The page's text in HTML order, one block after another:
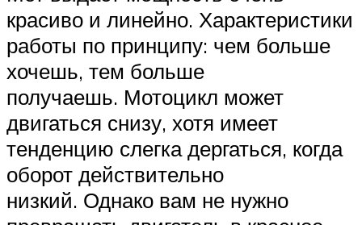
красиво и линейно. Характеристики
работы по принципу: чем больше
хочешь, тем больше
получаешь. Мотоцикл может
двигаться снизу, хотя имеет
тенденцию слегка дергаться, когда
оборот действительно
низкий. Однако вам не нужно